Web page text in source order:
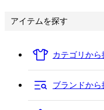
アイテムを探す
カテゴリから
ブランドから